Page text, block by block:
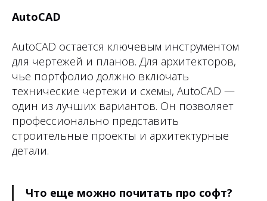
AutoCAD
AutoCAD остается ключевым инструментом
для чертежей и планов. Для архитекторов,
чье портфолио должно включать
технические чертежи и схемы, AutoCAD —
один из лучших вариантов. Он позволяет
профессионально представить
строительные проекты и архитектурные
детали.
Что еще можно почитать про софт?